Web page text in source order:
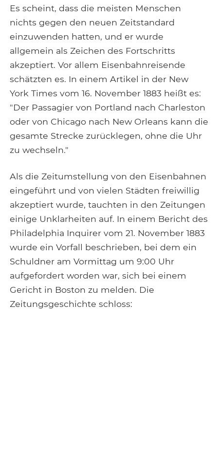
Es scheint, dass die meisten Menschen
nichts gegen den neuen Zeitstandard
einzuwenden hatten, und er wurde
allgemein als Zeichen des Fortschritts
akzeptiert. Vor allem Eisenbahnreisende
schätzten es. In einem Artikel in der New
York Times vom 16. November 1883 heißt es:
"Der Passagier von Portland nach Charleston
oder von Chicago nach New Orleans kann die
gesamte Strecke zurücklegen, ohne die Uhr
zu wechseln."
Als die Zeitumstellung von den Eisenbahnen
eingeführt und von vielen Städten freiwillig
akzeptiert wurde, tauchten in den Zeitungen
einige Unklarheiten auf. In einem Bericht des
Philadelphia Inquirer vom 21. November 1883
wurde ein Vorfall beschrieben, bei dem ein
Schuldner am Vormittag um 9:00 Uhr
aufgefordert worden war, sich bei einem
Gericht in Boston zu melden. Die
Zeitungsgeschichte schloss: